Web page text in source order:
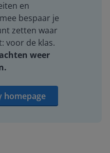
en
bespaar je
zetten waar
voor de klas.
weer
homepage